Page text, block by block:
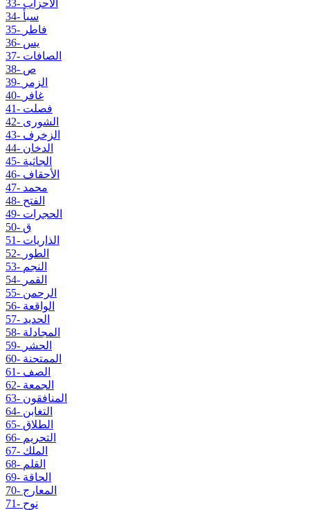
33- الأحزاب
34- سبأ
35- فاطر
36- يس
37- الصافات
38- ص
39- الزمر
40- غافر
41- فصلت
42- الشورى
43- الزخرف
44- الدخان
45- الجاثية
46- الأحقاف
47- محمد
48- الفتح
49- الحجرات
50- ق
51- الذاريات
52- الطور
53- النجم
54- القمر
55- الرحمن
56- الواقعة
57- الحديد
58- المجادلة
59- الحشر
60- الممتحنة
61- الصف
62- الجمعة
63- المنافقون
64- التغابن
65- الطلاق
66- التحريم
67- الملك
68- القلم
69- الحاقة
70- المعارج
71- نوح